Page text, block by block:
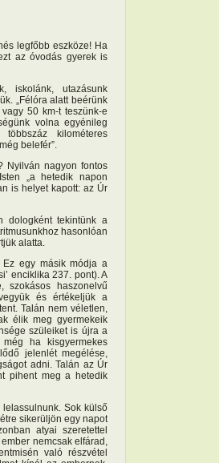
legfőbb eszköze! Ha
az óvodás gyerek is
iskolánk, utazásunk
„Félóra alatt beérünk
50 km-t teszünk-e
volna egyénileg
kilométeres
belefér”.
Nyilván nagyon fontos
„a hetedik napon
is helyet kapott: az Úr
dologként tekintünk a
hasonlóan
alatta.
Ez egy másik módja a
enciklika 237. pont). A
szokásos haszonelvű
és értékeljük a
Talán nem véletlen,
élik meg gyermekeik
szüleiket is újra a
ha kisgyermekes
jelenlét megélése,
adni. Talán az Úr
pihent meg a hetedik
Sok külső
sikerüljön egy napot
atyai szeretettel
nemcsak elfárad,
való részvétel